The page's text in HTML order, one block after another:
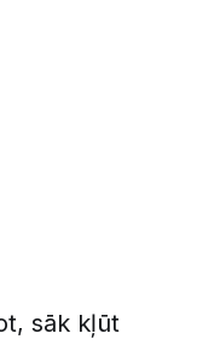
sāk kļūt